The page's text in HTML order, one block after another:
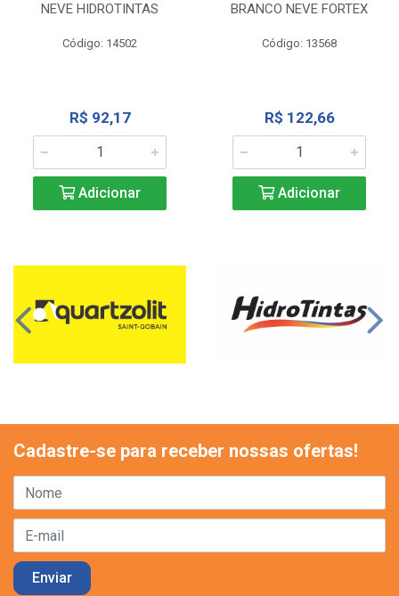
NEVE HIDROTINTAS
Código: 14502
R$ 92,17
Adicionar
BRANCO NEVE FORTEX
Código: 13568
R$ 122,66
Adicionar
Cadastre-se para receber nossas ofertas!